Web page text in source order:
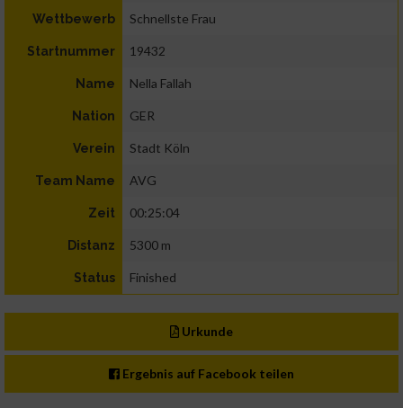
Wettbewerb Schnellste Frau
Startnummer 19432
Name Nella Fallah
Nation GER
Verein Stadt Köln
Team Name AVG
Zeit 00:25:04
Distanz 5300 m
Status Finished
Urkunde
Ergebnis auf Facebook teilen